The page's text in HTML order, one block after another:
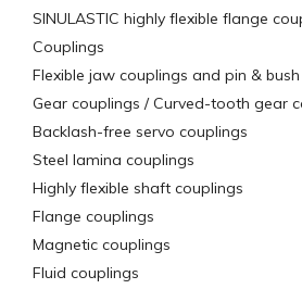
SINULASTIC highly flexible flange
Couplings
Flexible jaw couplings and pin &
Gear couplings / Curved-tooth gear
Backlash-free servo couplings
Steel lamina couplings
Highly flexible shaft couplings
Flange couplings
Magnetic couplings
Fluid couplings